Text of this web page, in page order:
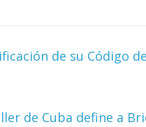
de su Código
de Cuba define a